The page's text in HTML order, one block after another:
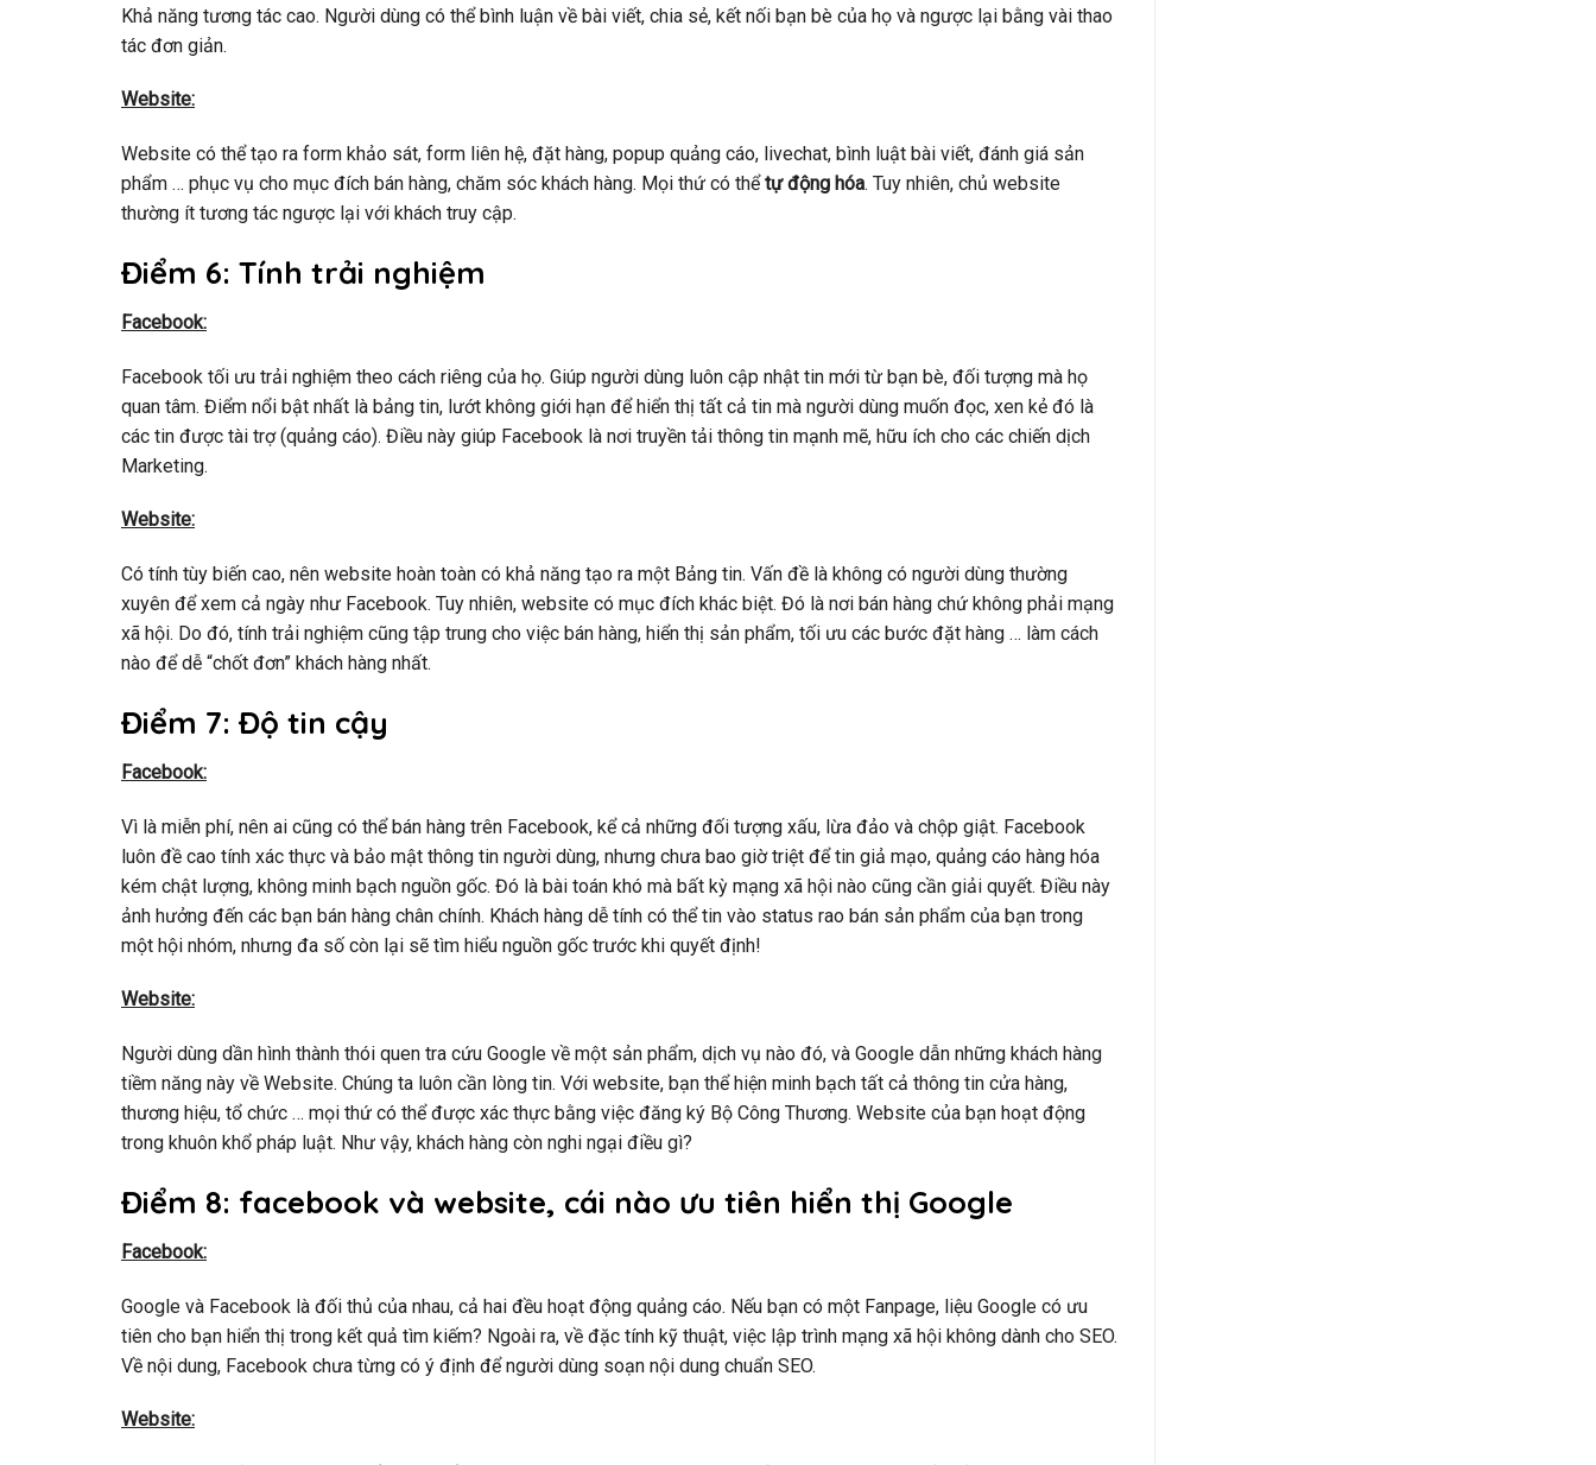
Khả năng tương tác cao. Người dùng có thể bình luận về bài viết, chia sẻ, kết nối bạn bè của họ và ngược lại bằng vài thao
tác đơn giản.
Website:
Website có thể tạo ra form khảo sát, form liên hệ, đặt hàng, popup quảng cáo, livechat, bình luật bài viết, đánh giá sản
phẩm … phục vụ cho mục đích bán hàng, chăm sóc khách hàng. Mọi thứ có thểtự động hóa. Tuy nhiên, chủ website
thường ít tương tác ngược lại với khách truy cập.
Điểm 6: Tính trải nghiệm
Facebook:
Facebook tối ưu trải nghiệm theo cách riêng của họ. Giúp người dùng luôn cập nhật tin mới từ bạn bè, đối tượng mà họ
quan tâm. Điểm nổi bật nhất là bảng tin, lướt không giới hạn để hiển thị tất cả tin mà người dùng muốn đọc, xen kẻ đó là
các tin được tài trợ (quảng cáo). Điều này giúp Facebook là nơi truyền tải thông tin mạnh mẽ, hữu ích cho các chiến dịch
Marketing.
Website:
Có tính tùy biến cao, nên website hoàn toàn có khả năng tạo ra một Bảng tin. Vấn đề là không có người dùng thường
xuyên để xem cả ngày như Facebook. Tuy nhiên, website có mục đích khác biệt. Đó là nơi bán hàng chứ không phải mạng
xã hội. Do đó, tính trải nghiệm cũng tập trung cho việc bán hàng, hiển thị sản phẩm, tối ưu các bước đặt hàng … làm cách
nào để dễ “chốt đơn” khách hàng nhất.
Điểm 7: Độ tin cậy
Facebook:
Vì là miễn phí, nên ai cũng có thể bán hàng trên Facebook, kể cả những đối tượng xấu, lừa đảo và chộp giật. Facebook
luôn đề cao tính xác thực và bảo mật thông tin người dùng, nhưng chưa bao giờ triệt để tin giả mạo, quảng cáo hàng hóa
kém chật lượng, không minh bạch nguồn gốc. Đó là bài toán khó mà bất kỳ mạng xã hội nào cũng cần giải quyết. Điều này
ảnh hưởng đến các bạn bán hàng chân chính. Khách hàng dễ tính có thể tin vào status rao bán sản phẩm của bạn trong
một hội nhóm, nhưng đa số còn lại sẽ tìm hiểu nguồn gốc trước khi quyết định!
Website:
Người dùng dần hình thành thói quen tra cứu Google về một sản phẩm, dịch vụ nào đó, và Google dẫn những khách hàng
tiềm năng này về Website. Chúng ta luôn cần lòng tin. Với website, bạn thể hiện minh bạch tất cả thông tin cửa hàng,
thương hiệu, tổ chức … mọi thứ có thể được xác thực bằng việc đăng ký Bộ Công Thương. Website của bạn hoạt động
trong khuôn khổ pháp luật. Như vậy, khách hàng còn nghi ngại điều gì?
Điểm 8: facebook và website, cái nào ưu tiên hiển thị Google
Facebook:
Google và Facebook là đối thủ của nhau, cả hai đều hoạt động quảng cáo. Nếu bạn có một Fanpage, liệu Google có ưu
tiên cho bạn hiển thị trong kết quả tìm kiếm? Ngoài ra, về đặc tính kỹ thuật, việc lập trình mạng xã hội không dành cho SEO.
Về nội dung, Facebook chưa từng có ý định để người dùng soạn nội dung chuẩn SEO.
Website: